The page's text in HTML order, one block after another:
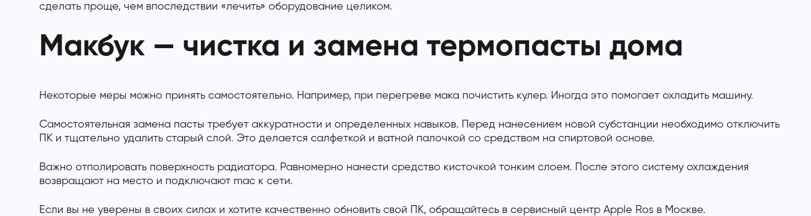
сделать проще, чем впоследствии «лечить» оборудование целиком.
Макбук — чистка и замена термопасты дома
Некоторые меры можно принять самостоятельно. Например, при перегреве мака почистить кулер. Иногда это помогает охладить машину.
Самостоятельная замена пасты требует аккуратности и определенных навыков. Перед нанесением новой субстанции необходимо отключить
ПК и тщательно удалить старый слой. Это делается салфеткой и ватной палочкой со средством на спиртовой основе.
Важно отполировать поверхность радиатора. Равномерно нанести средство кисточкой тонким слоем. После этого систему охлаждения
возвращают на место и подключают mac к сети.
Если вы не уверены в своих силах и хотите качественно обновить свой ПК, обращайтесь в сервисный центр Apple Ros в Москве.